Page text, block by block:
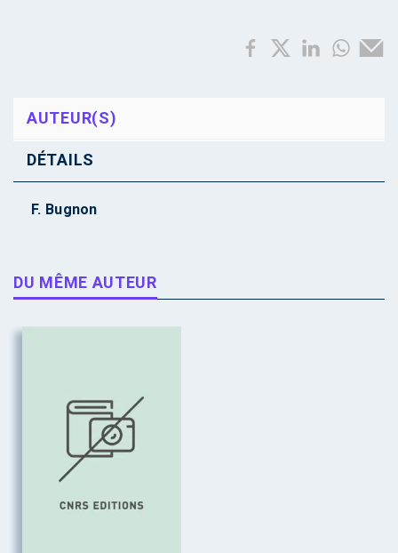
AUTEUR(S)
DÉTAILS
F. Bugnon
DU MÊME AUTEUR